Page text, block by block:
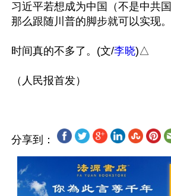
习近平若想成为中国（不是中共
那么跟随川普的脚步就可以实现。
时间真的不多了。(文/李晓)△
分享到：